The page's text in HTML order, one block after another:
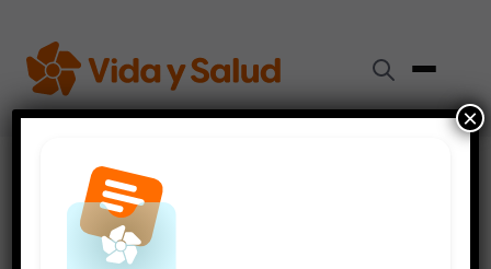
fertilización in vitro
17 artículos
×